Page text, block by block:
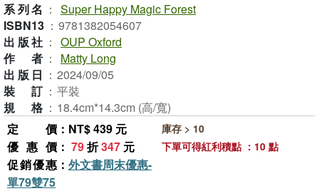
系列名 ： Super Happy Magic Forest
ISBN13 ： 9781382054607
出版社 ： OUP Oxford
作者 ：
Matty Long
出版日 ： 2024/09/05
裝訂 ： 平裝
規格 ： 18.4cm*14.3cm (高/寬)
定價 ：NT$ 439 元
優惠價 ： 79折347 元
促銷優惠 ： 外文書周末優惠-
單79雙75
庫存 > 10
下單可得紅利積點 ：10 點